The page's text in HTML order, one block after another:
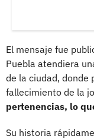
El mensaje fue
Puebla atendiera
de la ciudad,
fallecimiento de la
pertenencias, lo
Su historia